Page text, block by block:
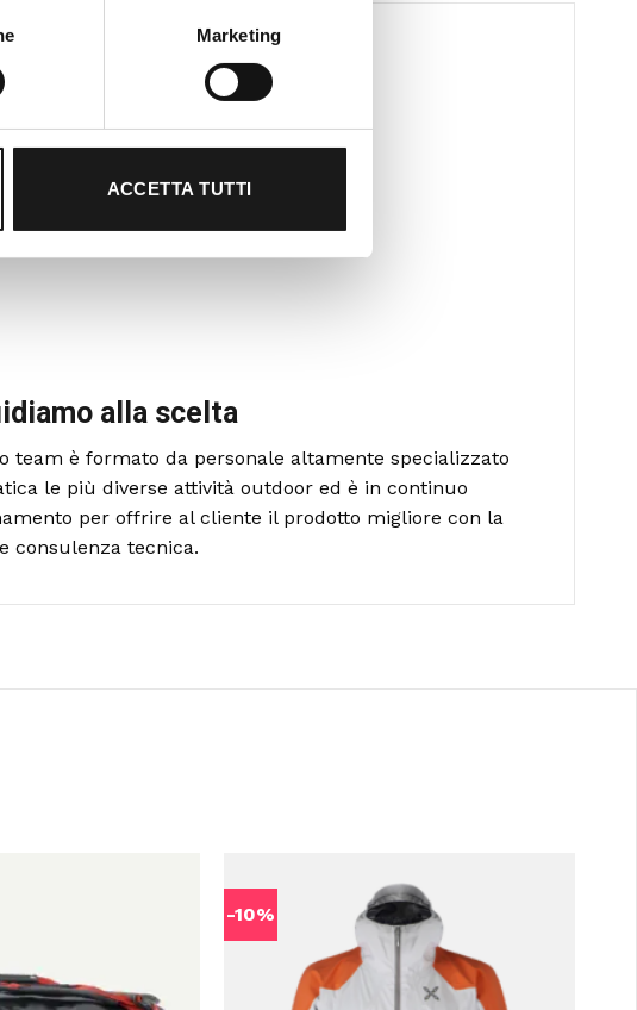
Marketing
ACCETTA TUTTI
alla scelta
team è formato da personale altamente specializzato
le più diverse attività outdoor ed è in continuo
per offrire al cliente il prodotto migliore con la
consulenza tecnica.
-10%